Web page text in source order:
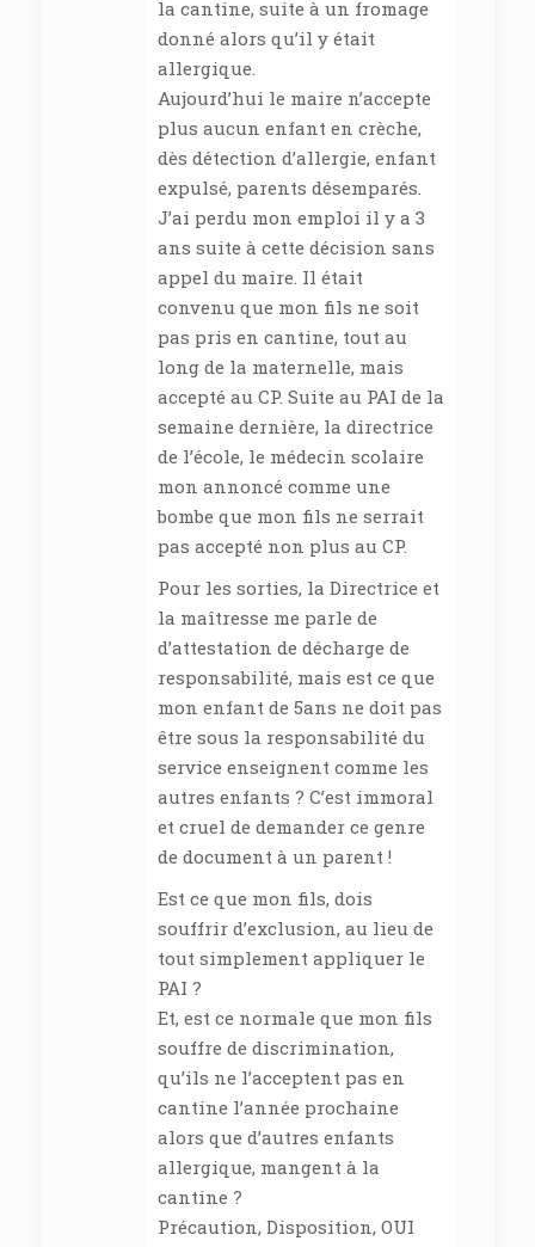
la cantine, suite à un fromage
donné alors qu’il y était
allergique.
Aujourd’hui le maire n’accepte
plus aucun enfant en crèche,
dès détection d’allergie, enfant
expulsé, parents désemparés.
J’ai perdu mon emploi il y a 3
ans suite à cette décision sans
appel du maire. Il était
convenu que mon fils ne soit
pas pris en cantine, tout au
long de la maternelle, mais
accepté au CP. Suite au PAI de la
semaine dernière, la directrice
de l’école, le médecin scolaire
mon annoncé comme une
bombe que mon fils ne serrait
pas accepté non plus au CP.
Pour les sorties, la Directrice et
la maîtresse me parle de
d’attestation de décharge de
responsabilité, mais est ce que
mon enfant de 5ans ne doit pas
être sous la responsabilité du
service enseignent comme les
autres enfants ? C’est immoral
et cruel de demander ce genre
de document à un parent !
Est ce que mon fils, dois
souffrir d’exclusion, au lieu de
tout simplement appliquer le
PAI ?
Et, est ce normale que mon fils
souffre de discrimination,
qu’ils ne l’acceptent pas en
cantine l’année prochaine
alors que d’autres enfants
allergique, mangent à la
cantine ?
Précaution, Disposition, OUI